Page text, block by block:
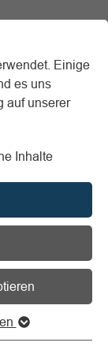
Einige
es uns
auf unserer
Inhalte
Agenda.